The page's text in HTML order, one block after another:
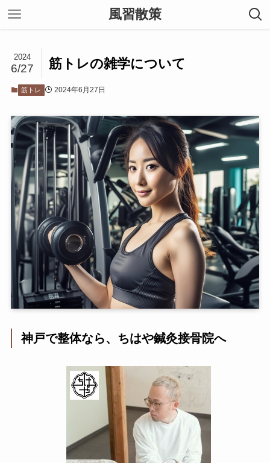
風習散策
筋トレの雑学について
2024
6/27
筋トレ 2024年6月27日
神戸で整体なら、ちはや鍼灸接骨院へ